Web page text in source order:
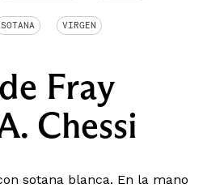
SOTANA VIRGEN
Fray
Chessi
sotana blanca. En la mano